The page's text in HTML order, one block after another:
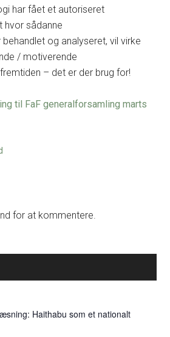
har fået et autoriseret
sådanne
og analyseret, vil virke
/ motiverende
– det er der brug for!
til FaF generalforsamling marts
for at kommentere.
Haithabu som et nationalt